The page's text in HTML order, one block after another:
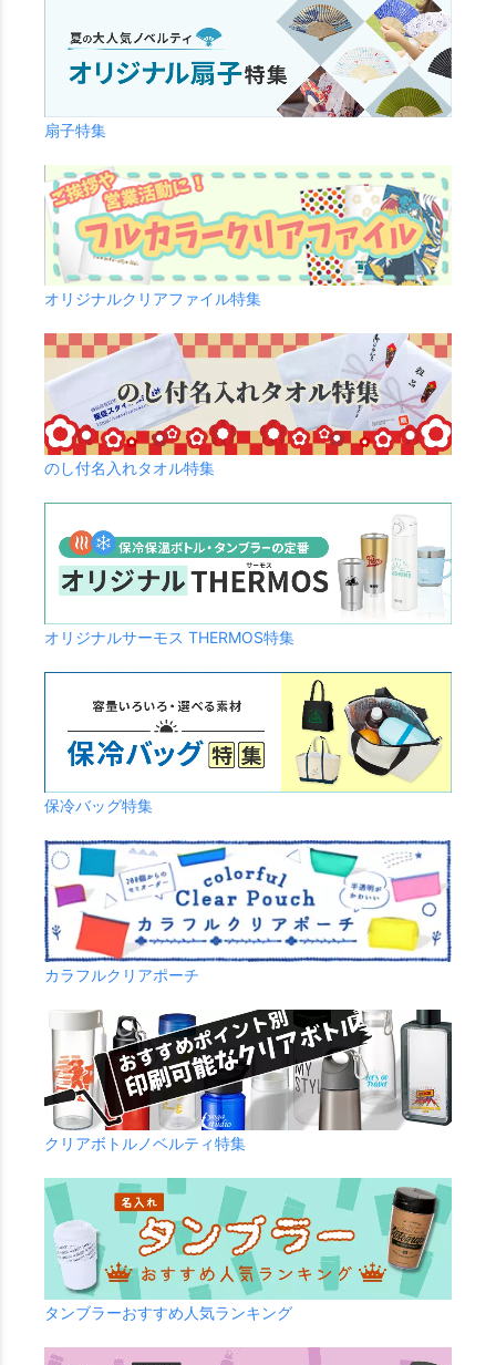
扇子特集
オリジナルクリアファイル特集
のし付名入れタオル特集
オリジナルサーモス THERMOS特集
保冷バッグ特集
カラフルクリアポーチ
クリアボトルノベルティ特集
タンブラーおすすめ人気ランキング